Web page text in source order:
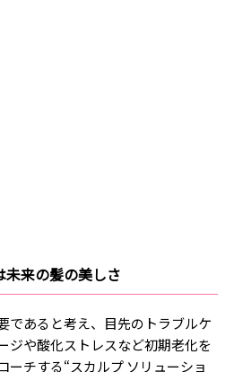
来の髪の美しさ
であると考え、目先のトラブルケ
ジや酸化ストレスなど初期老化を
ーチする“スカルプ ソリューショ